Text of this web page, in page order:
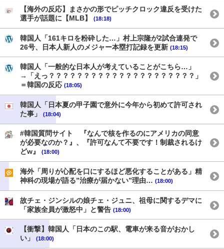
【海外の反応】まさかの形でピッチクロック違反を受けた
選手が話題に【MLB】
(18:18)
韓国人「161キロを粉砕した…」村上宗隆が2試合連発で
26号、日本人新人のメジャー本塁打記録を更新 (18:15)
韓国人「一般的な日本人が考えていることがこちら…」
→「えっ？？？？？？？？？？？？？？？？？？？？？」
＝韓国の反応 (18:05)
韓国人「日本夏の甲子園で意外に今年から初めて許可され
た事」
(18:04)
#韓国質問サイト 『なんで核を作るのにアメリカの同意
が必要なのか？』、『許可なんて不要です！制裁されるけ
どw』
(18:00)
海外「周りが心配を口にするほど悪化することがある」精
神科の現場が語る”治療が届かない”理由… (18:00)
故チェ・ジンシルの娘チェ・ジュニ、祖母に関するデマに
「家族全員が激怒中」と警告 (18:00)
【衝撃】韓国人「日本のこの駅、電車が来る音がおかし
い」
(18:00)